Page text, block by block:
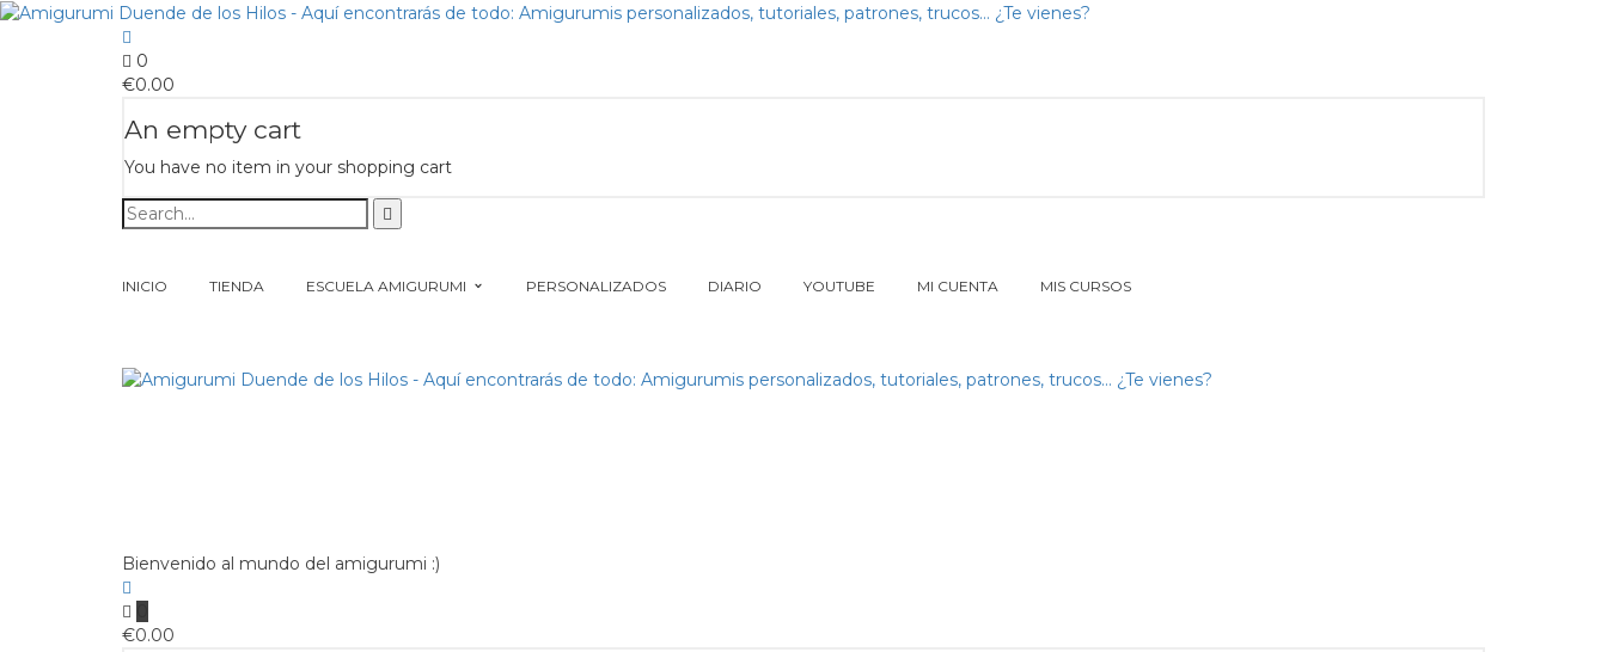
0
€0.00
An empty cart
You have no item in your shopping cart
INICIO TIENDA ESCUELA AMIGURUMI PERSONALIZADOS DIARIO YOUTUBE MI CUENTA MIS CURSOS
Bienvenido al mundo del amigurumi :)
€0.00